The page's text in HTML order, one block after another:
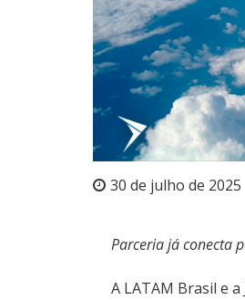
30 de julho de 2025
Parceria já conecta
A LATAM Brasil e